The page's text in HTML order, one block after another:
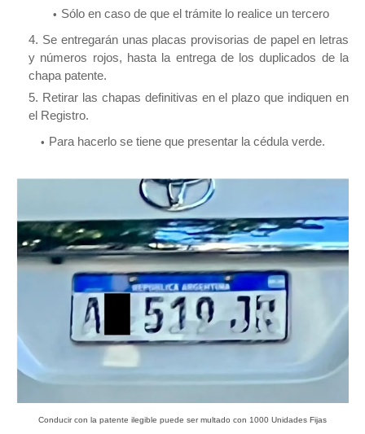
Sólo en caso de que el trámite lo realice un tercero
Se entregarán unas placas provisorias de papel en letras
y números rojos, hasta la entrega de los duplicados de la
chapa patente.
Retirar las chapas definitivas en el plazo que indiquen en
el Registro.
Para hacerlo se tiene que presentar la cédula verde.
Conducir con la patente ilegible puede ser multado con 1000 Unidades Fijas